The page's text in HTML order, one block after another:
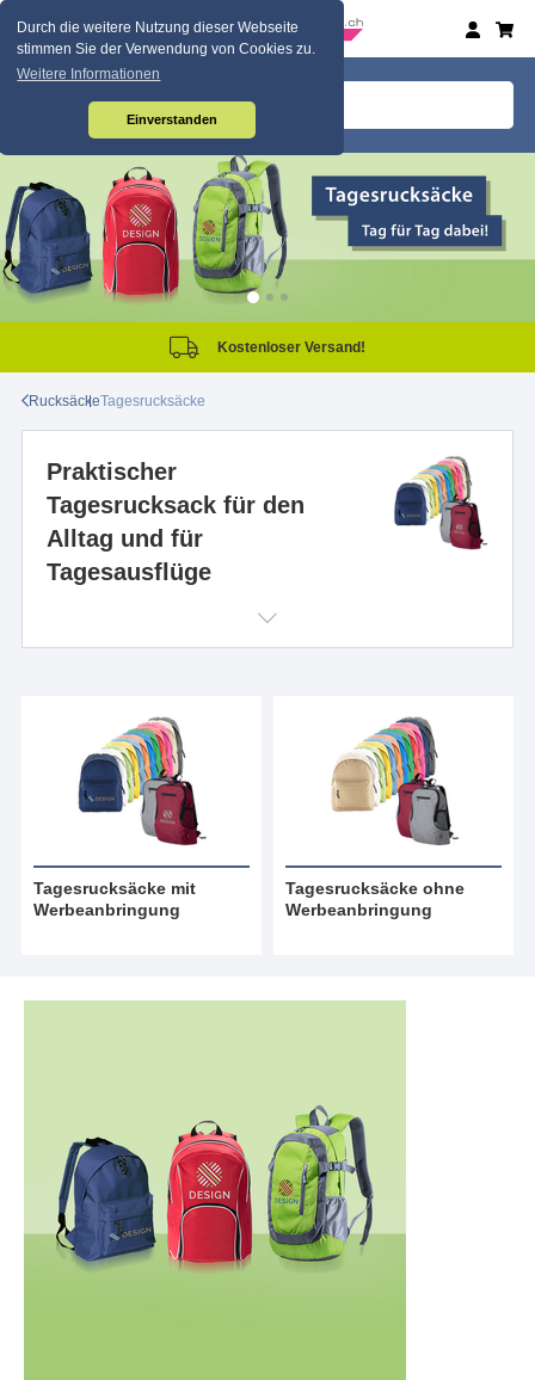
Durch die weitere Nutzung dieser Webseite
stimmen Sie der Verwendung von Cookies zu.
Weitere Informationen
Einverstanden
Kostenloser Versand!
RucksäckeTagesrucksäcke
Praktischer
Tagesrucksack für den
Alltag und für
Tagesausflüge
Tagesrucksäcke mit
Werbeanbringung
Tagesrucksäcke ohne
Werbeanbringung